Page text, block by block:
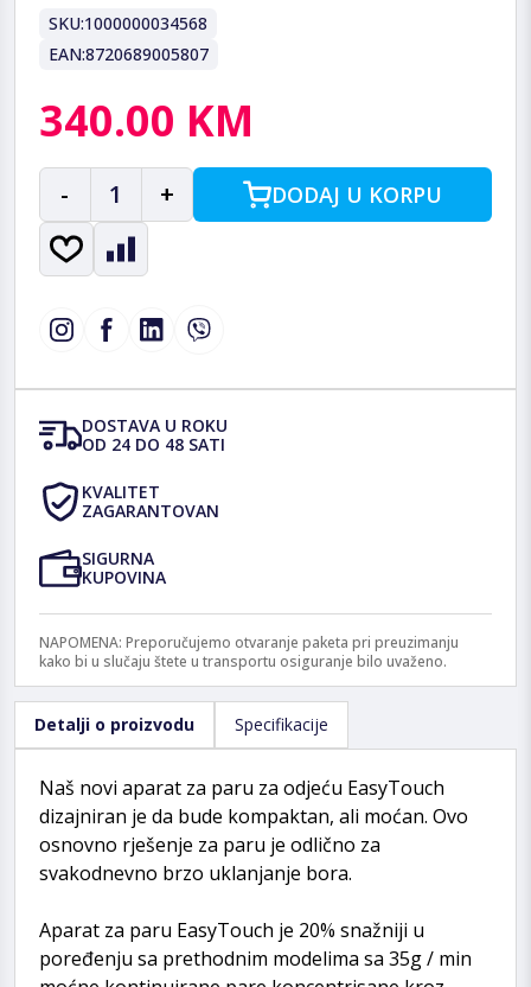
SKU:1000000034568
EAN:8720689005807
340.00 KM
- 1 + DODAJ U KORPU
DOSTAVA U ROKU
OD 24 DO 48 SATI
KVALITET
ZAGARANTOVAN
SIGURNA
KUPOVINA
NAPOMENA: Preporučujemo otvaranje paketa pri preuzimanju
kako bi u slučaju štete u transportu osiguranje bilo uvaženo.
Detalji o proizvodu Specifikacije
Naš novi aparat za paru za odjeću EasyTouch
dizajniran je da bude kompaktan, ali moćan. Ovo
osnovno rješenje za paru je odlično za
svakodnevno brzo uklanjanje bora.
Aparat za paru EasyTouch je 20% snažniji u
poređenju sa prethodnim modelima sa 35g / min